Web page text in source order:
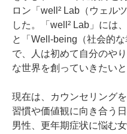
ロン「well² Lab（ウェル
した。「well² Lab」には
と「Well-being（社会的
で、人は初めて自分のや
な世界を創っていきたい
現在は、カウンセリング
習慣や価値観に向き合う
男性、更年期症状に悩む